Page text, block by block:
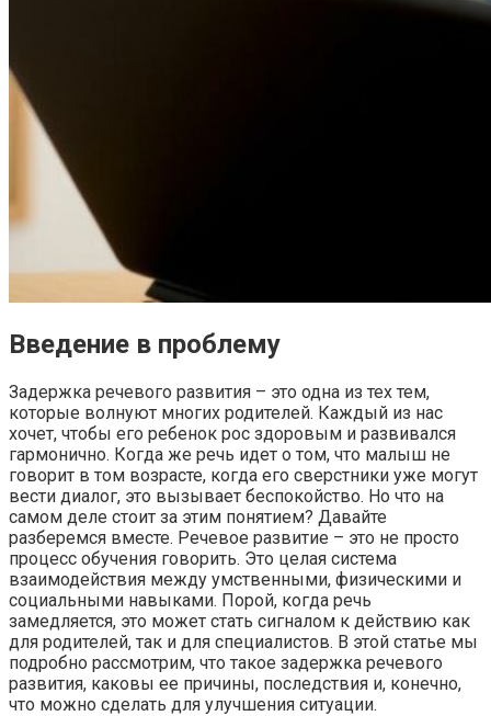
Введение в проблему
Задержка речевого развития – это одна из тех тем,
которые волнуют многих родителей. Каждый из нас
хочет, чтобы его ребенок рос здоровым и развивался
гармонично. Когда же речь идет о том, что малыш не
говорит в том возрасте, когда его сверстники уже могут
вести диалог, это вызывает беспокойство. Но что на
самом деле стоит за этим понятием? Давайте
разберемся вместе. Речевое развитие – это не просто
процесс обучения говорить. Это целая система
взаимодействия между умственными, физическими и
социальными навыками. Порой, когда речь
замедляется, это может стать сигналом к действию как
для родителей, так и для специалистов. В этой статье мы
подробно рассмотрим, что такое задержка речевого
развития, каковы ее причины, последствия и, конечно,
что можно сделать для улучшения ситуации.